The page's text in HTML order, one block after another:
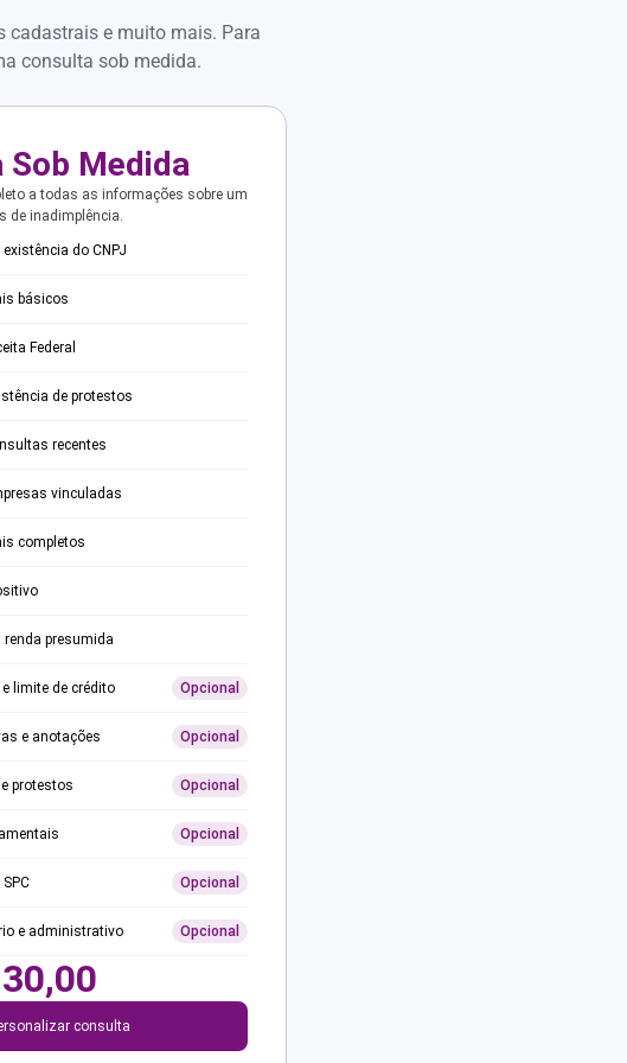
cadastrais e muito mais. Para
consulta sob medida.
Sob Medida
a todas as informações sobre um
de inadimplência.
do CNPJ
básicos
Federal
de protestos
recentes
vinculadas
completos
presumida
limite de crédito Opcional
e anotações Opcional
protestos Opcional
Opcional
Opcional
e administrativo Opcional
30,00
consulta